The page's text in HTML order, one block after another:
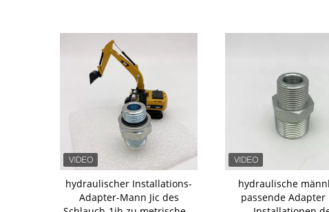
hydraulischer Installations-
Adapter-Mann Jic des
hydraulische
passende Adapter